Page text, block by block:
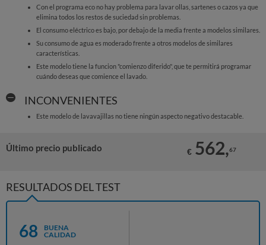
Con el programa eco no hay problema para lavar ollas, sartenes o cazos ya que
elimina todos los restos de suciedad sin problemas.
El consumo eléctrico es bajo, por debajo de la media frente a modelos similares.
Su consumo de agua es moderado frente a otros modelos de similares
características.
Este modelo tiene la funcion "comienzo diferido", que te permitirá programar
cuándo deseas que comience el lavado.
INCONVENIENTES
Este modelo de lavavajillas no tiene ningún aspecto negativo destacable.
Último precio publicado € 562,67
RESULTADOS DEL TEST
68
BUENA
CALIDAD